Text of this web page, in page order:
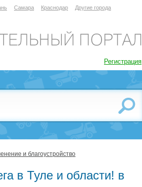
Самара Краснодар Другие города
Регистрация
и благоустройство
в Туле и области! в